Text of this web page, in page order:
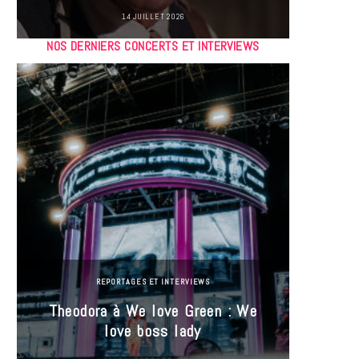
14 JUILLET 2026
NOS DERNIERS CONCERTS ET INTERVIEWS
REPORTAGES ET INTERVIEWS
Theodora à We love Green : We
love boss lady